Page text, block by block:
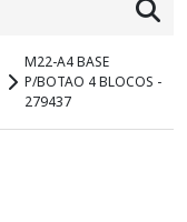
M22-A4 BASE
P/BOTAO 4 BLOCOS -
279437